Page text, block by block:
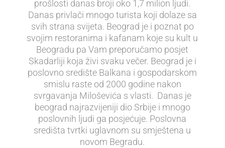
prošlosti danas broji oko 1,7 milion ljudi.
Danas privlači mnogo turista koji dolaze sa
svih strana svijeta. Beograd je i poznat po
svojim restoranima i kafanam koje su kult u
Beogradu pa Vam preporučamo posjet
Skadarliji koja živi svaku večer. Beograd je i
poslovno središte Balkana i gospodarskom
smislu raste od 2000 godine nakon
svrgavanja Miloševića s vlasti. Danas je
beograd najrazvijeniji dio Srbije i mnogo
poslovnih ljudi ga posjećuje. Poslovna
središta tvrtki uglavnom su smještena u
novom Begradu.